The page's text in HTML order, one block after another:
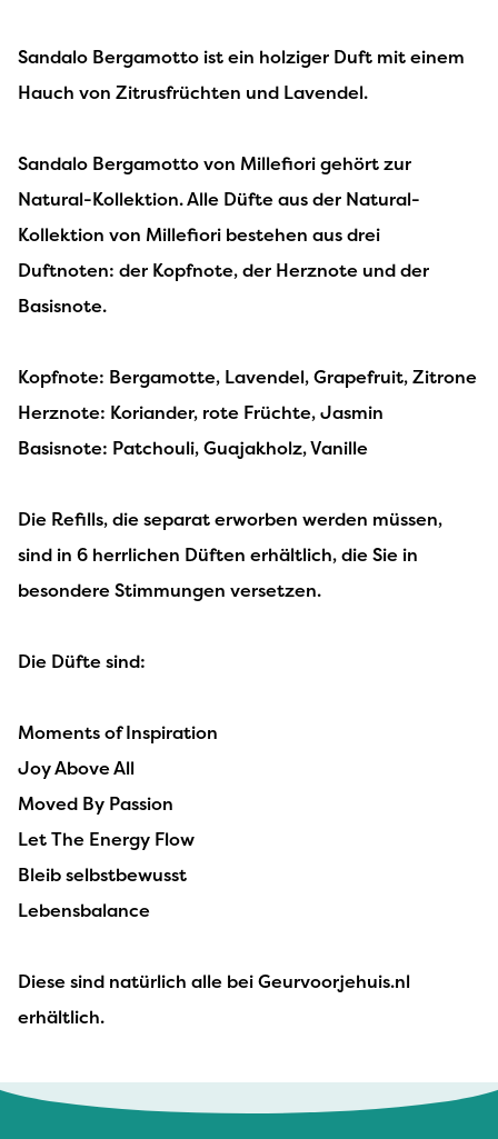
Sandalo Bergamotto ist ein holziger Duft mit einem
Hauch von Zitrusfrüchten und Lavendel.
Sandalo Bergamotto von Millefiori gehört zur
Natural-Kollektion. Alle Düfte aus der Natural-
Kollektion von Millefiori bestehen aus drei
Duftnoten: der Kopfnote, der Herznote und der
Basisnote.
Kopfnote: Bergamotte, Lavendel, Grapefruit, Zitrone
Herznote: Koriander, rote Früchte, Jasmin
Basisnote: Patchouli, Guajakholz, Vanille
Die Refills, die separat erworben werden müssen,
sind in 6 herrlichen Düften erhältlich, die Sie in
besondere Stimmungen versetzen.
Die Düfte sind:
Moments of Inspiration
Joy Above All
Moved By Passion
Let The Energy Flow
Bleib selbstbewusst
Lebensbalance
Diese sind natürlich alle bei Geurvoorjehuis.nl
erhältlich.